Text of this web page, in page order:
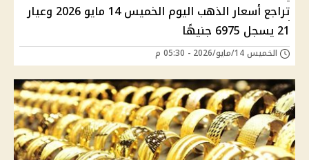
تراجع أسعار الذهب اليوم الخميس 14 مايو 2026 وعيار
21 يسجل 6975 جنيهًا
الخميس 14/مايو/2026 - 05:30 م